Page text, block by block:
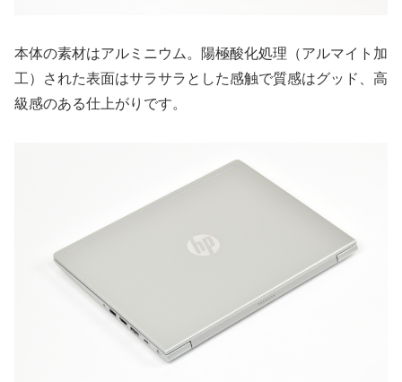
本体の素材はアルミニウム。陽極酸化処理（アルマイト加
工）された表面はサラサラとした感触で質感はグッド、高
級感のある仕上がりです。